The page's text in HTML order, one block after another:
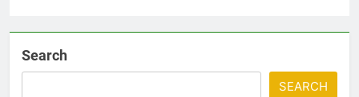
Search
SEARCH